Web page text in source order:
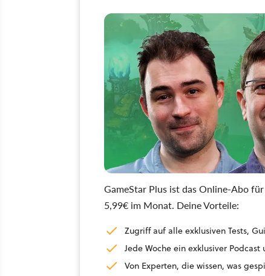
GameStar Plus ist das Online-Abo
5,99€ im Monat. Deine Vorteile:
Zugriff auf alle exklusiven Tests,
Jede Woche ein exklusiver
Von Experten, die wissen, was